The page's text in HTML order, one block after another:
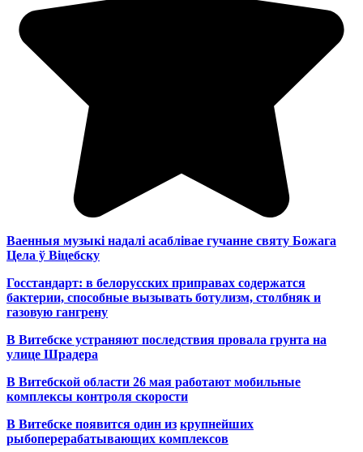
Ваенныя музыкі надалі асаблівае гучанне святу Божага
Цела ў Віцебску
Госстандарт: в белорусских приправах содержатся
бактерии, способные вызывать ботулизм, столбняк и
газовую гангрену
В Витебске устраняют последствия провала грунта на
улице Шрадера
В Витебской области 26 мая работают мобильные
комплексы контроля скорости
В Витебске появится один из крупнейших
рыбоперерабатывающих комплексов